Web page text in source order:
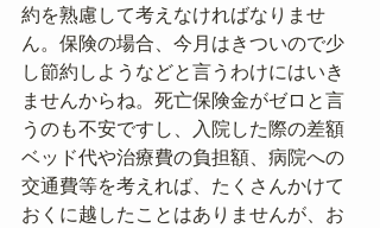
約を熟慮して考えなければなりませ
ん。保険の場合、今月はきついので少
し節約しようなどと言うわけにはいき
ませんからね。死亡保険金がゼロと言
うのも不安ですし、入院した際の差額
ベッド代や治療費の負担額、病院への
交通費等を考えれば、たくさんかけて
おくに越したことはありませんが、お